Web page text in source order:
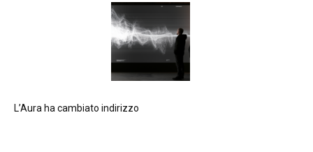
L’Aura ha cambiato indirizzo